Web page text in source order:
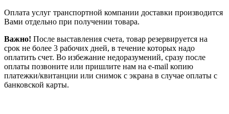
Оплата услуг транспортной компании доставки производится
Вами отдельно при получении товара.
Важно! После выставления счета, товар резервируется на
срок не более 3 рабочих дней, в течение которых надо
оплатить счет. Во избежание недоразумений, сразу после
оплаты позвоните или пришлите нам на e-mail копию
платежки/квитанции или снимок с экрана в случае оплаты с
банковской карты.